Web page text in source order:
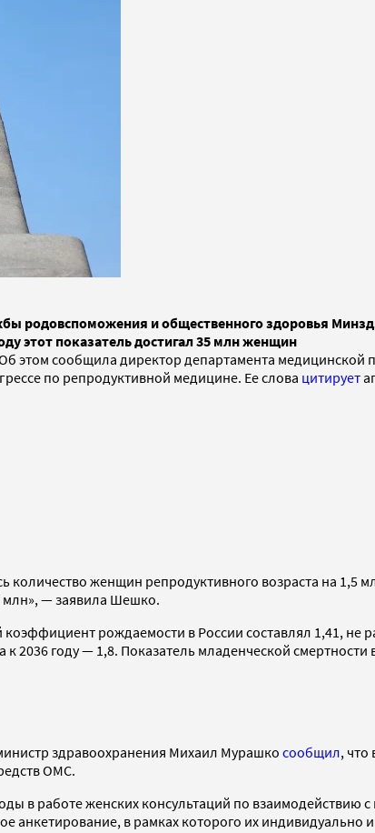
родовспоможения и общественного здоровья
этот показатель достигал 35 млн женщин
этом сообщила директор департамента
по репродуктивной медицине. Ее слова цитирует
количество женщин репродуктивного возраста на
млн», — заявила Шешко.
рождаемости в России составлял 1,41, не
2036 году — 1,8. Показатель младенческой
здравоохранения Михаил Мурашко сообщил, что
ОМС.
в работе женских консультаций по взаимодействию
анкетирование, в рамках которого их